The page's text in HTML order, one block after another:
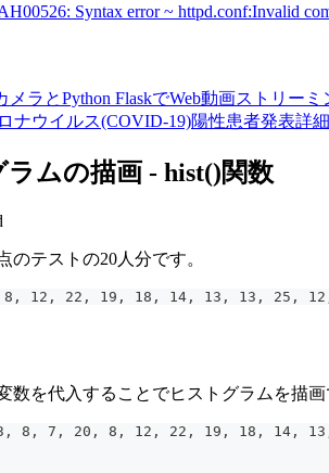
Syntax error ~ httpd.conf:Invalid
メラとPython FlaskでWeb動画ストリーミ
ナウイルス(COVID-19)陽性患者発表詳
ムの描画 - hist()関数
のテストの20人分です。
12, 22, 19, 18, 14, 13, 13, 25,
数を代入することでヒストグラムを描画
8, 7, 20, 8, 12, 22, 19, 18, 14,